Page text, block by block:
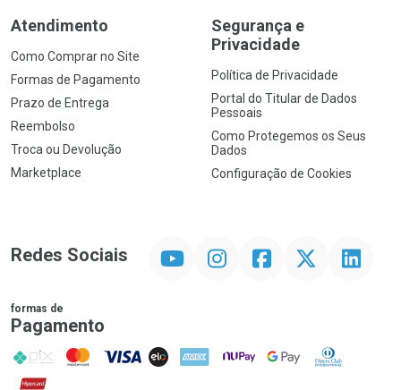
Atendimento
Como Comprar no Site
Formas de Pagamento
Prazo de Entrega
Reembolso
Troca ou Devolução
Marketplace
Segurança e
Privacidade
Política de Privacidade
Portal do Titular de Dados
Pessoais
Como Protegemos os Seus
Dados
Configuração de Cookies
Redes Sociais InstagramFacebookTwitter Linkedin
formas de
Pagamento
PIX MasterCard
VISA ELO AMEX NuPay Google PayDiners Club
Hipercard